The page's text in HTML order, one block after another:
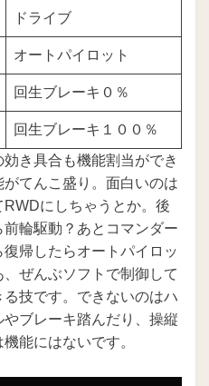
ドライブ
オートパイロット
回生ブレーキ０％
回生ブレーキ１００％
き具合も機能割当ができ
てんこ盛り。面白いのは
にしちゃうとか。後
輪駆動？あとコマンダー
帰したらオートパイロッ
ぜんぶソフトで制御して
技です。できないのはハ
ブレーキ踏んだり、操縦
能にはないです。